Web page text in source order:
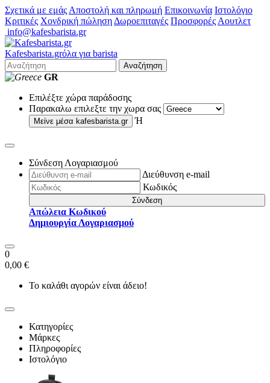
Σχετικά με εμάς Αποστολή και πληρωμή Επικοινωνία Ιστολόγιο
Κριτικές Χονδρική πώληση Δωροεπιταγές Προσφορές Αουτλετ
info@kafesbarista.gr
Kafesbarista.grόλα για barista
Αναζήτηση
GR
Επιλέξτε χώρα παράδοσης
Παρακαλω επιλεξτε την χωρα σας
Μείνε μέσα kafesbarista.gr Ή
Σύνδεση Λογαριασμού
Διεύθυνση e-mail
Κωδικός
Σύνδεση
Απώλεια Κωδικού
Δημιουργία Λογαριασμού
0
0,00 €
Το καλάθι αγορών είναι άδειο!
Κατηγορίες
Μάρκες
Πληροφορίες
Ιστολόγιο